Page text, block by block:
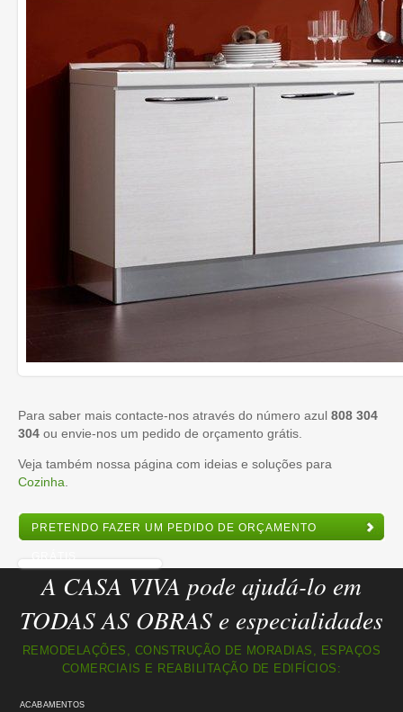
Para saber mais contacte-nos através do número azul 808 304
304 ou envie-nos um pedido de orçamento grátis.
Veja também nossa página com ideias e soluções para
Cozinha
PRETENDO FAZER UM PEDIDO DE ORÇAMENTO
GRÁTIS
A CASA VIVA pode ajudá-lo em
TODAS AS OBRAS e especialidades
REMODELAÇÕES, CONSTRUÇÃO DE MORADIAS, ESPAÇOS
COMERCIAIS E REABILITAÇÃO DE EDIFÍCIOS:
ACABAMENTOS